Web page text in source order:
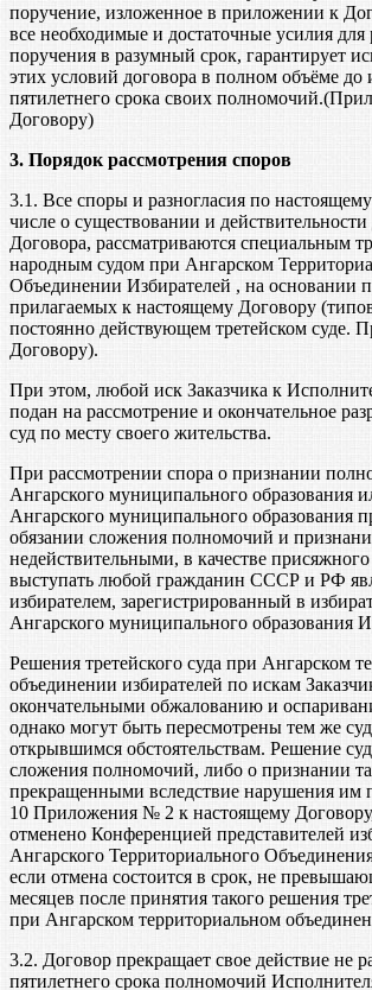
поручение, изложенное в приложении к
все необходимые и достаточные усилия для
поручения в разумный срок, гарантирует
этих условий договора в полном объёме до
пятилетнего срока своих
Договору)
3. Порядок рассмотрения споров
3.1. Все споры и разногласия по
числе о существовании и
Договора, рассматриваются специальным
народным судом при Ангарском
Объединении Избирателей , на основании
прилагаемых к настоящему Договору
постоянно действующем третейском суде.
Договору).
При этом, любой иск Заказчика к
подан на рассмотрение и окончательное
суд по месту своего жительства.
При рассмотрении спора о признании
Ангарского муниципального образования
Ангарского муниципального образования
обязании сложения полномочий и
недействительными, в качестве присяжного
выступать любой гражданин СССР и РФ
избирателем, зарегистрированный в
Ангарского муниципального образования
Решения третейского суда при Ангарском
объединении избирателей по искам
окончательными обжалованию и
однако могут быть пересмотрены тем же
открывшимся обстоятельствам. Решение
сложения полномочий, либо о признании
прекращенными вследствие нарушения им
10 Приложения № 2 к настоящему
отменено Конференцией представителей
Ангарского Территориального
если отмена состоится в срок, не
месяцев после принятия такого решения
при Ангарском территориальном
3.2. Договор прекращает свое действие не
пятилетнего срока полномочий